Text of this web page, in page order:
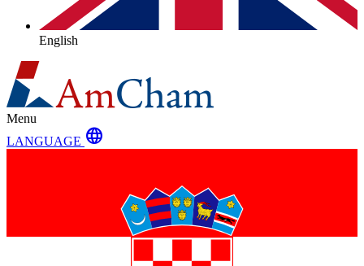
English
Menu
LANGUAGE language